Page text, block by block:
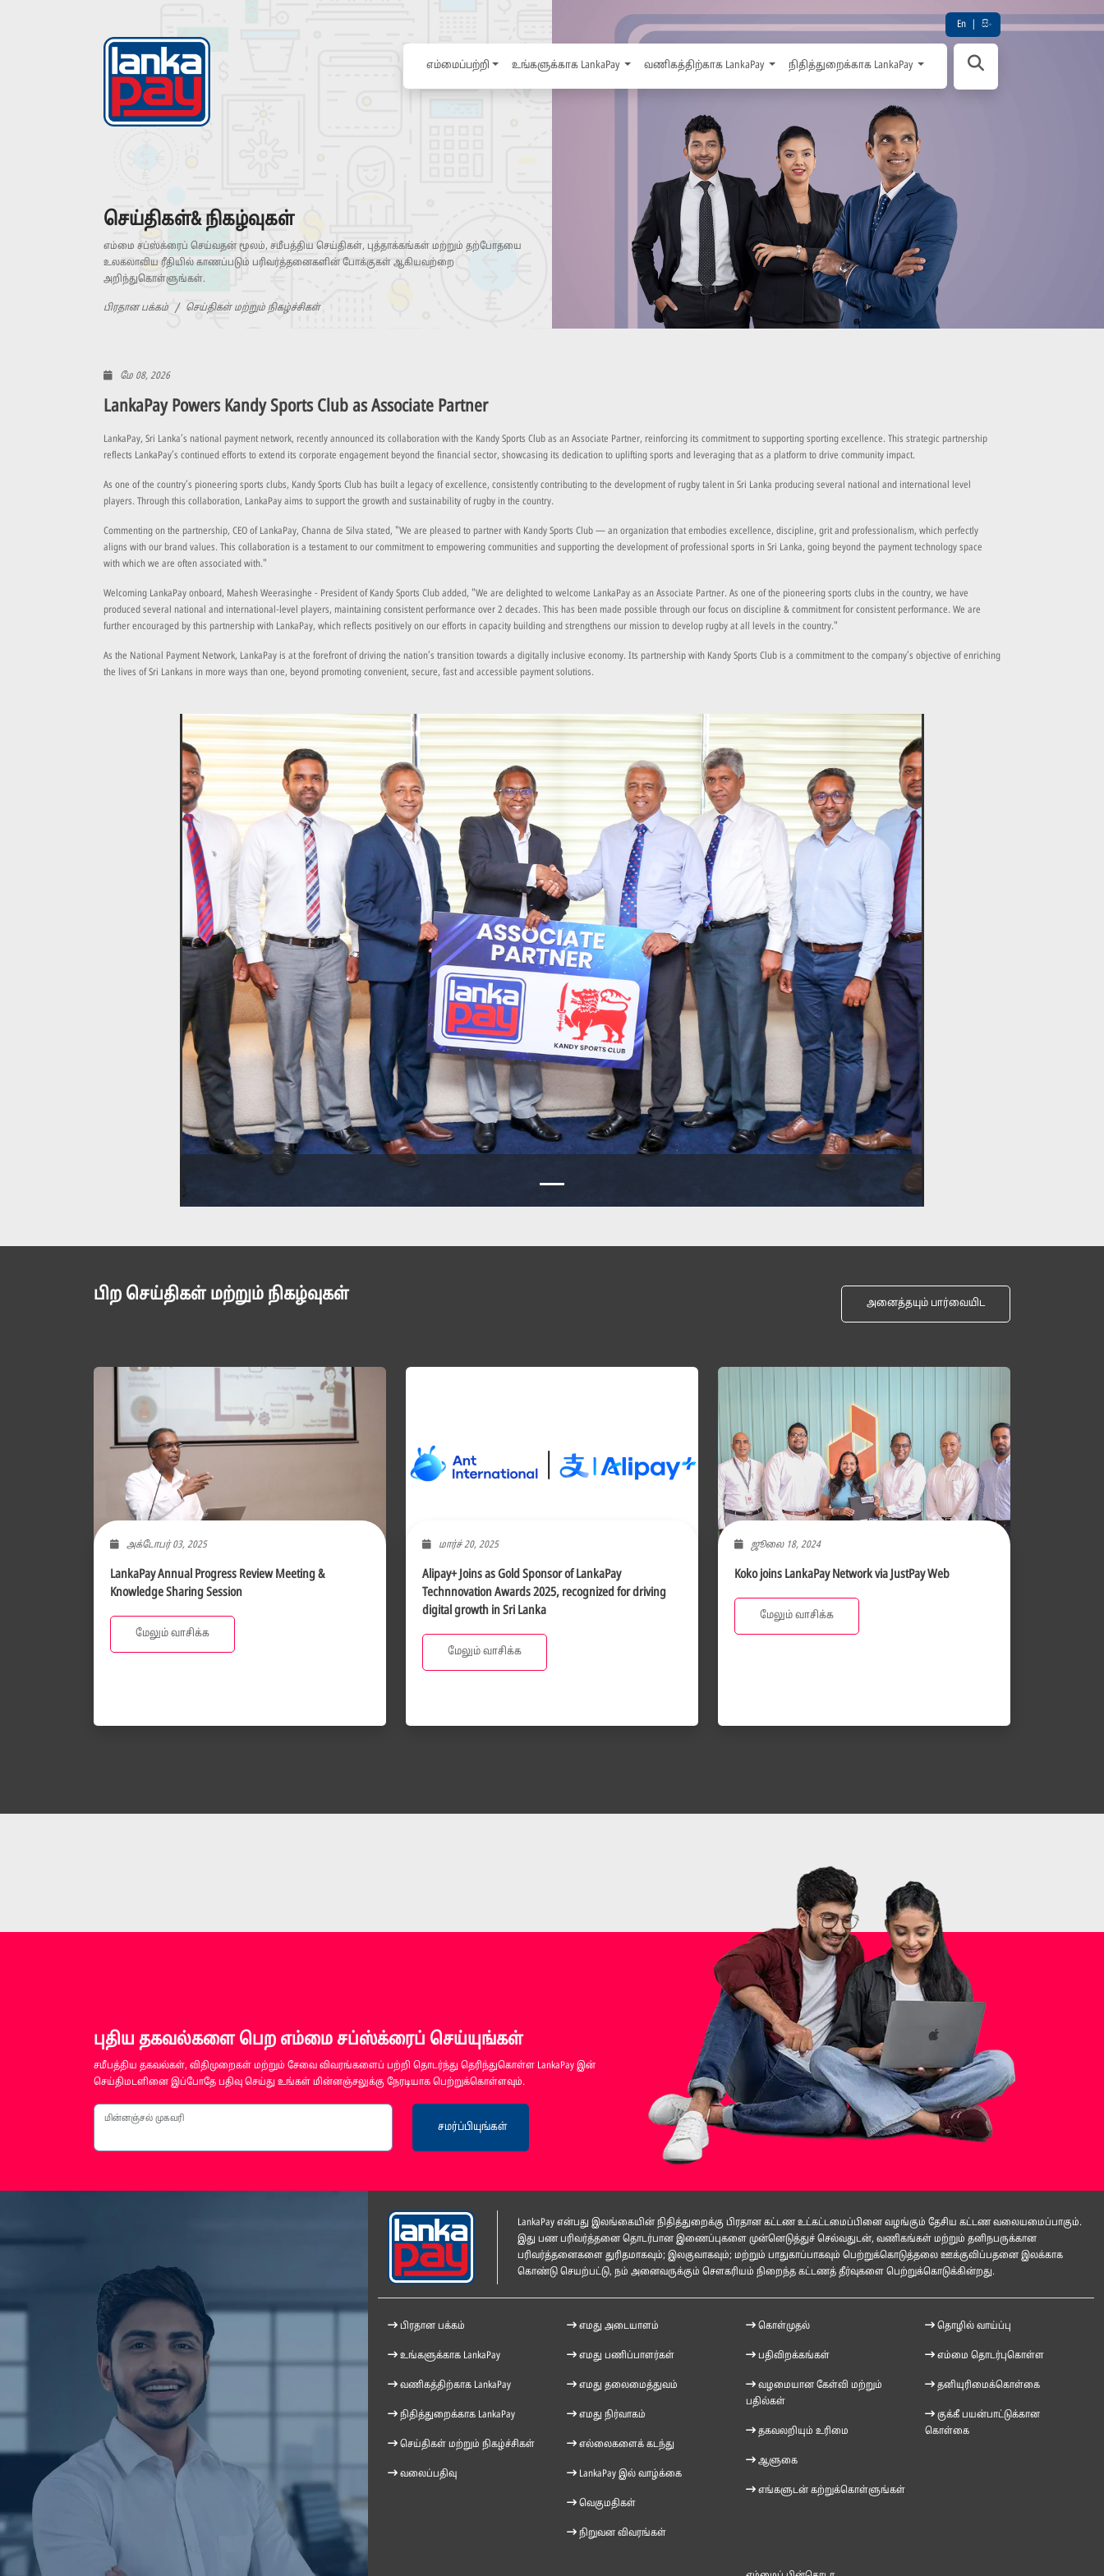
En සිං
எம்மைப்பற்றி உங்களுக்காக LankaPay வணிகத்திற்காக LankaPay நிதித்துறைக்காக LankaPay
செய்திகள்& நிகழ்வுகள்
எம்மை சப்ஸ்க்ரைப் செய்வதன் மூலம், சமீபத்திய செய்திகள், புத்தாக்கங்கள் மற்றும் தற்போதயை
உலகலாவிய ரீதியில் காணப்படும் பரிவர்த்தனைகளின் போக்குகள் ஆகியவற்றை
அறிந்துகொள்ளுங்கள்.
பிரதான பக்கம் செய்திகள் மற்றும் நிகழ்ச்சிகள்
மே 08, 2026
LankaPay Powers Kandy Sports Club as Associate Partner
LankaPay, Sri Lanka’s national payment network, recently announced its collaboration with the Kandy Sports Club as an Associate Partner, reinforcing its commitment to supporting sporting excellence. This strategic partnership
reflects LankaPay’s continued efforts to extend its corporate engagement beyond the financial sector, showcasing its dedication to uplifting sports and leveraging that as a platform to drive community impact.
As one of the country’s pioneering sports clubs, Kandy Sports Club has built a legacy of excellence, consistently contributing to the development of rugby talent in Sri Lanka producing several national and international level
players. Through this collaboration, LankaPay aims to support the growth and sustainability of rugby in the country.
Commenting on the partnership, CEO of LankaPay, Channa de Silva stated, "We are pleased to partner with Kandy Sports Club — an organization that embodies excellence, discipline, grit and professionalism, which perfectly
aligns with our brand values. This collaboration is a testament to our commitment to empowering communities and supporting the development of professional sports in Sri Lanka, going beyond the payment technology space
with which we are often associated with."
Welcoming LankaPay onboard, Mahesh Weerasinghe - President of Kandy Sports Club added, "We are delighted to welcome LankaPay as an Associate Partner. As one of the pioneering sports clubs in the country, we have
produced several national and international-level players, maintaining consistent performance over 2 decades. This has been made possible through our focus on discipline & commitment for consistent performance. We are
further encouraged by this partnership with LankaPay, which reflects positively on our efforts in capacity building and strengthens our mission to develop rugby at all levels in the country."
As the National Payment Network, LankaPay is at the forefront of driving the nation’s transition towards a digitally inclusive economy. Its partnership with Kandy Sports Club is a commitment to the company’s objective of enriching
the lives of Sri Lankans in more ways than one, beyond promoting convenient, secure, fast and accessible payment solutions.
பிற செய்திகள் மற்றும் நிகழ்வுகள் அனைத்தயும் பார்வையிட
அக்டோபர் 03, 2025
LankaPay Annual Progress Review Meeting &
Knowledge Sharing Session
மேலும் வாசிக்க
மார்ச் 20, 2025
Alipay+ Joins as Gold Sponsor of LankaPay
Technnovation Awards 2025, recognized for driving
digital growth in Sri Lanka
மேலும் வாசிக்க
ஜூலை 18, 2024
Koko joins LankaPay Network via JustPay Web
மேலும் வாசிக்க
புதிய தகவல்களை பெற எம்மை சப்ஸ்க்ரைப் செய்யுங்கள்
சமீபத்திய தகவல்கள், விதிமுறைகள் மற்றும் சேவை விவரங்களைப் பற்றி தொடர்ந்து தெரிந்துகொள்ள LankaPay இன்
செய்திமடளினை இப்போதே பதிவு செய்து உங்கள் மின்னஞ்சலுக்கு நேரடியாக பெற்றுக்கொள்ளவும்.
மின்னஞ்சல் முகவரி
சமர்ப்பியுங்கள்
LankaPay என்பது இலங்கையின் நிதித்துறைக்கு பிரதான கட்டண உட்கட்டமைப்பினை வழங்கும் தேசிய கட்டண வலையமைப்பாகும்.
இது பண பரிவர்த்தனை தொடர்பான இணைப்புகளை முன்னெடுத்துச் செல்வதுடன், வணிகங்கள் மற்றும் தனிநபருக்கான
பரிவர்த்தனைகளை துரிதமாகவும்; இலகுவாகவும்; மற்றும் பாதுகாப்பாகவும் பெற்றுக்கொடுத்தலை ஊக்குவிப்பதனை இலக்காக
கொண்டு செயற்பட்டு, நம் அனைவருக்கும் சௌகரியம் நிறைந்த கட்டணத் தீர்வுகளை பெற்றுக்கொடுக்கின்றது.
பிரதான பக்கம்
உங்களுக்காக LankaPay
வணிகத்திற்காக LankaPay
நிதித்துறைக்காக LankaPay
செய்திகள் மற்றும் நிகழ்ச்சிகள்
வலைப்பதிவு
எமது அடையாளம்
எமது பணிப்பாளர்கள்
எமது தலைமைத்துவம்
எமது நிர்வாகம்
எல்லைகளைக் கடந்து
LankaPay இல் வாழ்க்கை
வெகுமதிகள்
நிறுவன விவரங்கள்
கொள்முதல்
பதிவிறக்கங்கள்
வழமையான கேள்வி மற்றும்
பதில்கள்
தகவலறியும் உரிமை
ஆளுகை
எங்களுடன் கற்றுக்கொள்ளுங்கள்
தொழில் வாய்ப்பு
எம்மை தொடர்புகொள்ள
தனியுரிமைக்கொள்கை
குக்கீ பயன்பாட்டுக்கான
கொள்கை